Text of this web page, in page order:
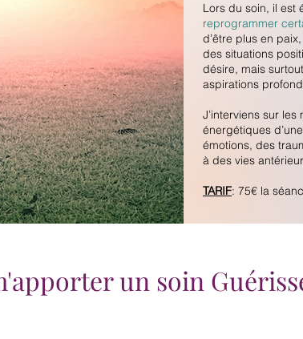
Lors du soin, il est
reprogrammer
d’être plus en
des situations
désire, mais
aspirations
J’interviens sur
énergétiques
émotions, des
à des vies
TARIF: 75€ la
un soin